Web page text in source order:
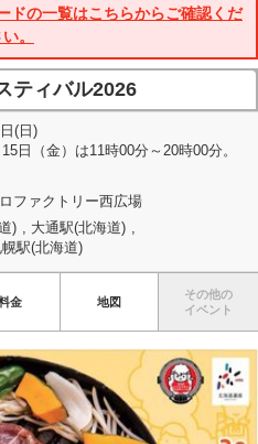
ドの一覧はこちらからご確認くだ
。
ティバル2026
(日)
日（金）は11時00分～20時00分。
ファクトリー西広場
) , 大通駅(北海道) ,
駅(北海道)
金 地図
その他の
イベント